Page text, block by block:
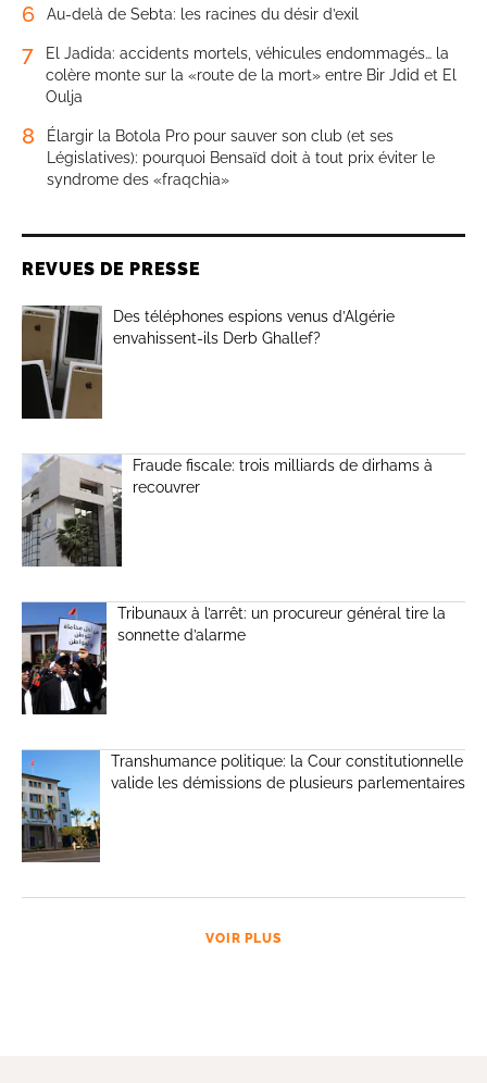
6 Au-delà de Sebta: les racines du désir d’exil
7
El Jadida: accidents mortels, véhicules endommagés… la
colère monte sur la «route de la mort» entre Bir Jdid et El
Oulja
8
Élargir la Botola Pro pour sauver son club (et ses
Législatives): pourquoi Bensaïd doit à tout prix éviter le
syndrome des «fraqchia»
REVUES DE PRESSE
Des téléphones espions venus d’Algérie
envahissent-ils Derb Ghallef?
Fraude fiscale: trois milliards de dirhams à
recouvrer
Tribunaux à l’arrêt: un procureur général tire la
sonnette d’alarme
Transhumance politique: la Cour constitutionnelle
valide les démissions de plusieurs parlementaires
VOIR PLUS